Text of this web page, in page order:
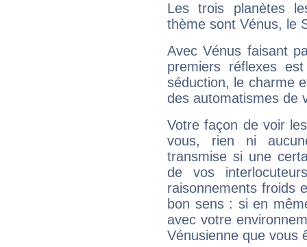
Les trois planètes
thème sont Vénus, le
Avec Vénus faisant
premiers réflexes
séduction, le charme
des automatismes de
Votre façon de voir
vous, rien ni
transmise si une
de vos
raisonnements froids
bon sens : si en
avec votre
Vénusienne que vous